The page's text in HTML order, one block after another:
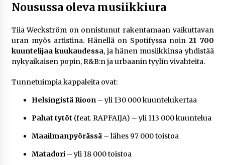
Nousussa oleva musiikkiura
Tiia Weckström on onnistunut rakentamaan vaikuttavan
uran myös artistina. Hänellä on Spotifyssa noin21 700
kuuntelijaa kuukaudessa, ja hänen musiikkinsa yhdistää
nykyaikaisen popin, R&B:n ja urbaanin tyylin vivahteita.
Tunnetuimpia kappaleita ovat:
Helsingistä Rioon– yli 130 000 kuuntelukertaa
Pahat tytöt (feat. RAPFAIJA) – yli 113 000 kuuntelua
Maailmanpyörässä– lähes 97 000 toistoa
Matadori– yli 18 000 toistoa